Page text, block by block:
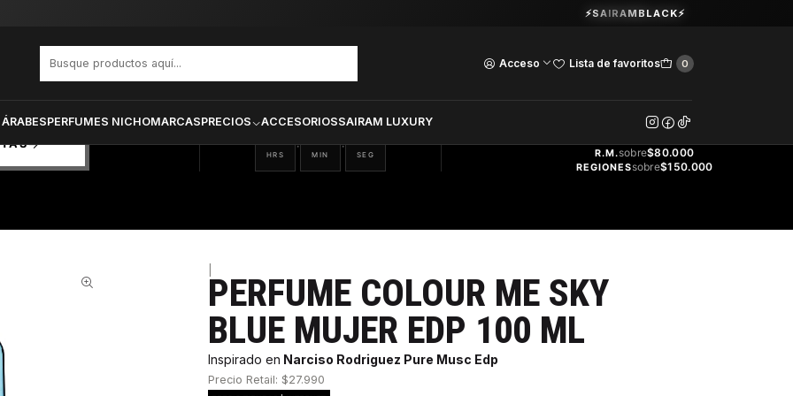
Acceso Lista de favoritos 0
PERFUMES NICHOMARCASPRECIOS ACCESORIOSSAIRAM LUXURY
Guardia Vieja 202. Oficina 102.Ver Horarios
⚡SAIRAMBLACK⚡
12
HRS
: 22
MIN
: 42
SEG
GRATIS
R.M.sobre$80.000
REGIONESsobre$150.000
PERFUME COLOUR ME SKY
BLUE MUJER EDP 100 ML
Inspirado en Narciso Rodriguez Pure Musc Edp
Precio Retail: $27.990